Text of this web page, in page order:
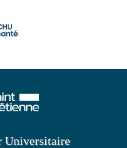
Universitaire